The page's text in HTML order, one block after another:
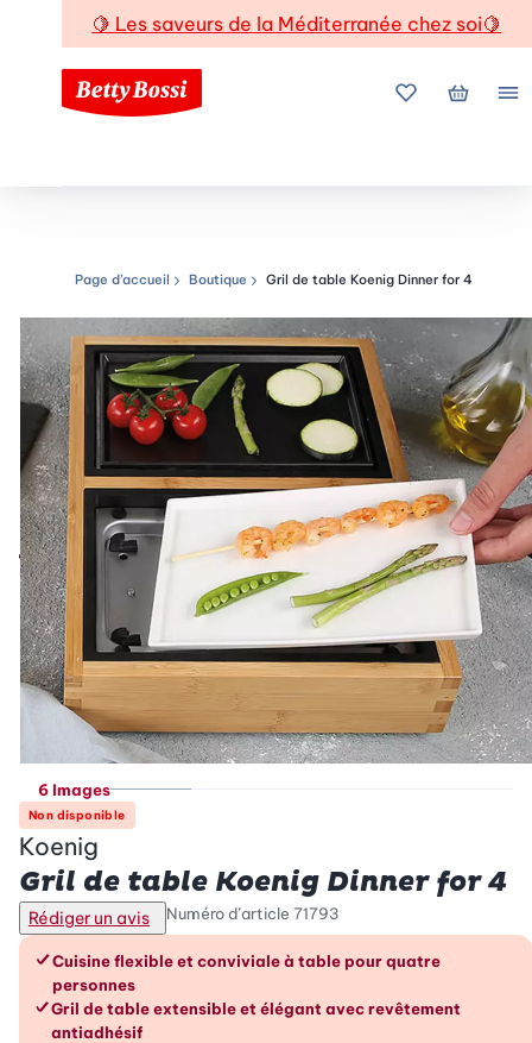
🍋 Les saveurs de la Méditerranée chez soi🍋
Mes favoris
Mon
Chemin de navigation
Page d’accueil Boutique Gril de table Koenig Dinner for 4
6 Images
Non disponible
Koenig
Gril de table Koenig Dinner for 4
Rédiger un avis Numéro d’article 71793
Les avantages en un coup d’œil
Cuisine flexible et conviviale à table pour quatre
personnes
Gril de table extensible et élégant avec revêtement
antiadhésif